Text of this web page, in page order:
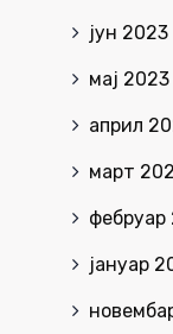
јун 2023
мај 2023
април
март
фебруар
јануар